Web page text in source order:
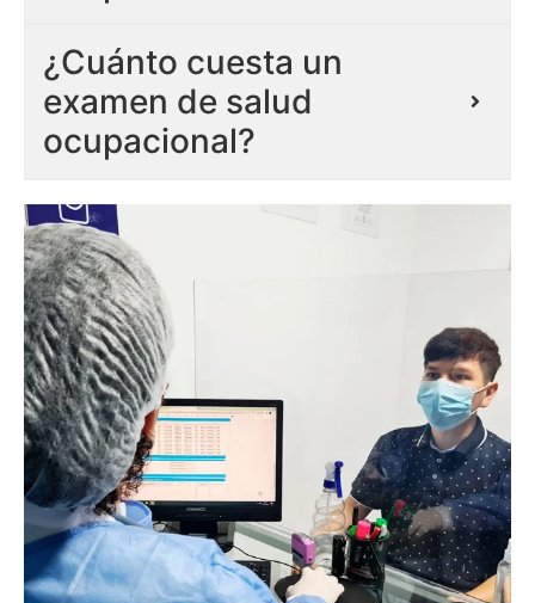
¿Cuánto cuesta un
examen de salud
ocupacional?